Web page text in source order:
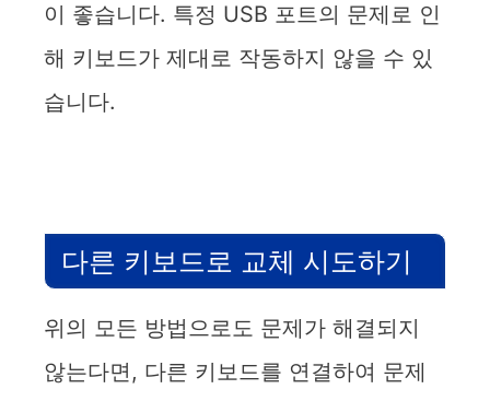
이 좋습니다. 특정 USB 포트의 문제로 인
해 키보드가 제대로 작동하지 않을 수 있
습니다.
다른 키보드로 교체 시도하기
위의 모든 방법으로도 문제가 해결되지
않는다면, 다른 키보드를 연결하여 문제